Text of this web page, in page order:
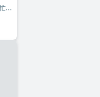
名古屋東片端郵便局まで124mです。忙しい朝でも鏡を見ながらサッと身支度を整えることができる独立洗面台があります。共用部には敷地内ごみ置き場・エレベータなどが揃っており、とても充実しています。ぜひご覧いただきたい賃貸物件です。名古屋市東区エリアと名古屋市営桜通線高岳付近のお部屋探しなら当社へ。あなたからのお問い合せをスタッフ一同お待ちしております。